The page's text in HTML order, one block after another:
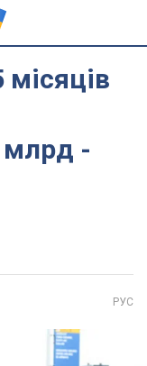
місяців
млрд -
РУС